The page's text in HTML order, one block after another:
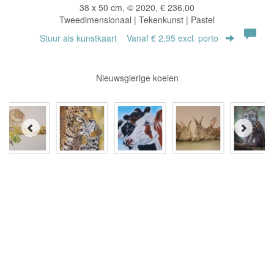
38 x 50 cm, © 2020, € 236,00
Tweedimensionaal | Tekenkunst | Pastel
Stuur als kunstkaart Vanaf € 2,95 excl. porto
Nieuwsgierige koeien